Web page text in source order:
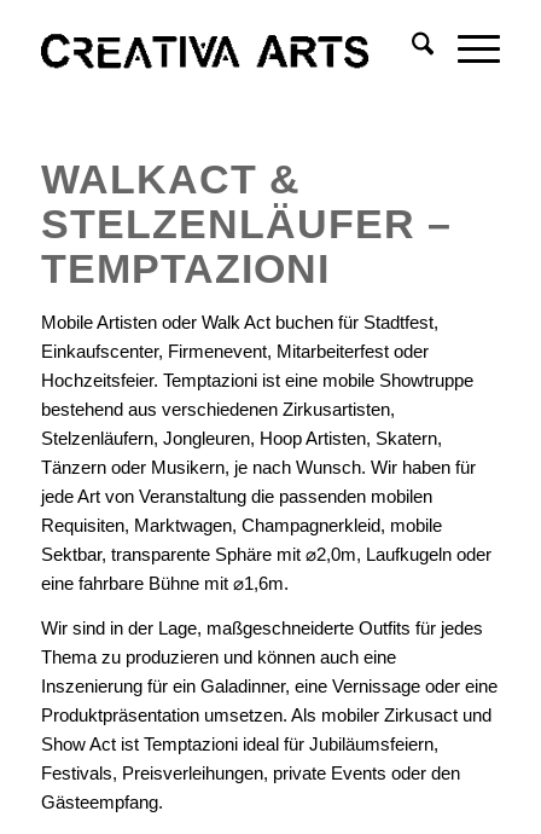
WALKACT &
STELZENLÄUFER –
TEMPTAZIONI
Mobile Artisten oder Walk Act buchen für Stadtfest,
Einkaufscenter, Firmenevent, Mitarbeiterfest oder
Hochzeitsfeier. Temptazioni ist eine mobile Showtruppe
bestehend aus verschiedenen Zirkusartisten,
Stelzenläufern, Jongleuren, Hoop Artisten, Skatern,
Tänzern oder Musikern, je nach Wunsch. Wir haben für
jede Art von Veranstaltung die passenden mobilen
Requisiten, Marktwagen, Champagnerkleid, mobile
Sektbar, transparente Sphäre mit ⌀2,0m, Laufkugeln oder
eine fahrbare Bühne mit ⌀1,6m.
Wir sind in der Lage, maßgeschneiderte Outfits für jedes
Thema zu produzieren und können auch eine
Inszenierung für ein Galadinner, eine Vernissage oder eine
Produktpräsentation umsetzen. Als mobiler Zirkusact und
Show Act ist Temptazioni ideal für Jubiläumsfeiern,
Festivals, Preisverleihungen, private Events oder den
Gästeempfang.